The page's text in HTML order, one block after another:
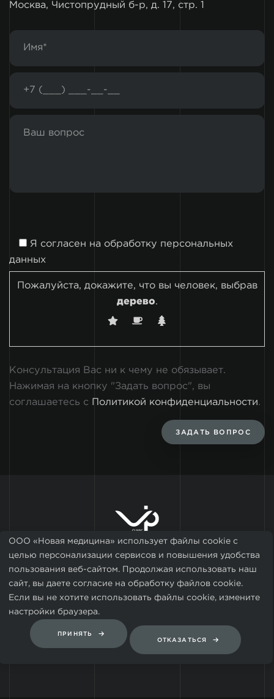
Москва, Чистопрудный б-р, д. 17, стр. 1
Я согласен на обработку персональных
данных
Пожалуйста, докажите, что вы человек, выбрав
дерево.
Консультация Вас ни к чему не обязывает.
Нажимая на кнопку "Задать вопрос", вы
соглашаетесь с
Политикой конфиденциальности.
ЗАДАТЬ ВОПРОС
© 2008-2026, VIP Clinic
Политика конфиденциальности
Чистопрудный бульвар, дом 17, стр.1, офис 1/3
Москва, 101000
Россия
ООО «Новая медицина» использует файлы cookie с
целью персонализации сервисов и повышения удобства
пользования веб-сайтом. Продолжая использовать наш
сайт, вы даете согласие на обработку файлов cookie.
Если вы не хотите использовать файлы cookie, измените
настройки браузера.
ПРИНЯТЬ
ОТКАЗАТЬСЯ